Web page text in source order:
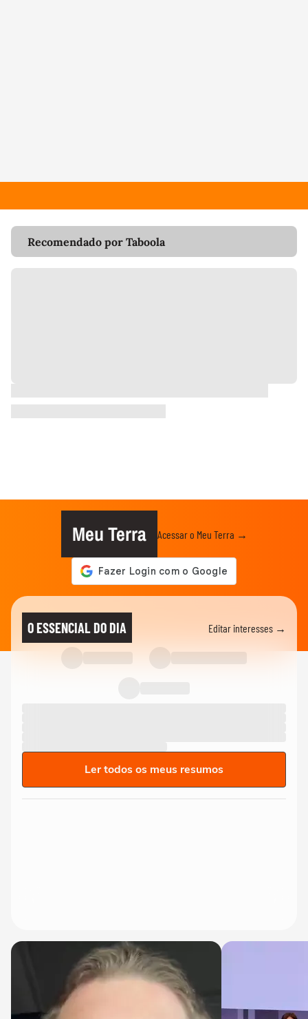
Recomendado por Taboola
Meu Terra Acessar o Meu Terra →
O ESSENCIAL DO DIA Editar interesses →
Ler todos os meus resumos